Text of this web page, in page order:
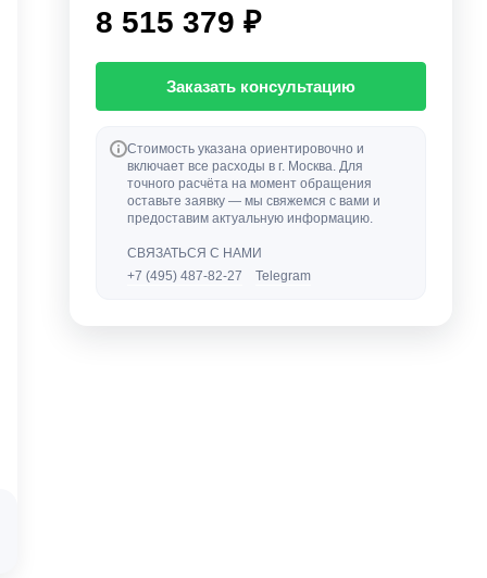
8 515 379 ₽
Заказать консультацию
Стоимость указана ориентировочно и
включает все расходы в г. Москва. Для
точного расчёта на момент обращения
оставьте заявку — мы свяжемся с вами и
предоставим актуальную информацию.
СВЯЗАТЬСЯ С НАМИ
+7 (495) 487-82-27
Telegram